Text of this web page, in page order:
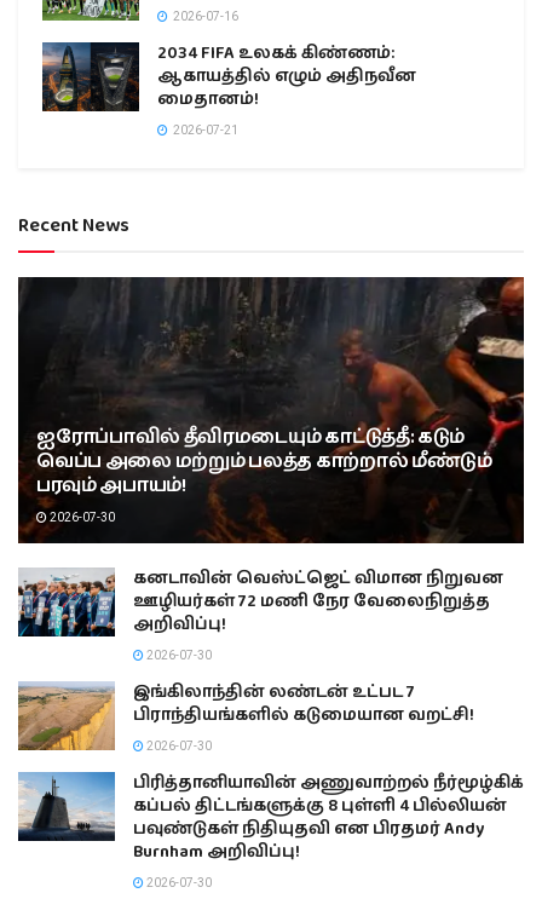
2026-07-16
2034 FIFA உலகக் கிண்ணம்:
ஆகாயத்தில் எழும் அதிநவீன
மைதானம்!
2026-07-21
Recent News
ஐரோப்பாவில் தீவிரமடையும் காட்டுத்தீ: கடும்
வெப்ப அலை மற்றும் பலத்த காற்றால் மீண்டும்
பரவும் அபாயம்!
2026-07-30
கனடாவின் வெஸ்ட்ஜெட் விமான நிறுவன
ஊழியர்கள் 72 மணி நேர வேலைநிறுத்த
அறிவிப்பு!
2026-07-30
இங்கிலாந்தின் லண்டன் உட்பட 7
பிராந்தியங்களில் கடுமையான வறட்சி!
2026-07-30
பிரித்தானியாவின் அணுவாற்றல் நீர்மூழ்கிக்
கப்பல் திட்டங்களுக்கு 8 புள்ளி 4 பில்லியன்
பவுண்டுகள் நிதியுதவி என பிரதமர் Andy
Burnham அறிவிப்பு!
2026-07-30